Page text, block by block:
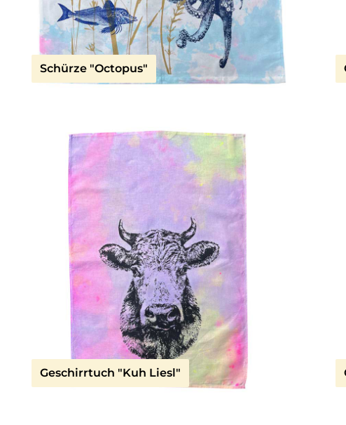
Schürze "Octopus"
Geschirrtuch "Kuh Liesl"